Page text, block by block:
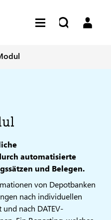
automatisierte
und Belegen.
von Depotbanken
nach individuellen
nach DATEV-